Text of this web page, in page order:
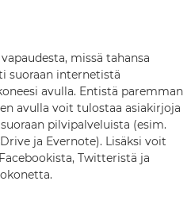
missä tahansa
suoraan internetistä
avulla. Entistä paremman
avulla voit tulostaa asiakirjoja
pilvipalveluista (esim.
ja Evernote). Lisäksi voit
Twitteristä ja